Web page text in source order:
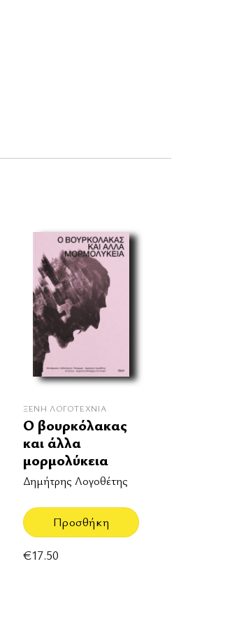
ΞΈΝΗ ΛΟΓΟΤΕΧΝΊΑ
Ο βουρκόλακας
και άλλα
μορμολύκεια
Δημήτρης Λογοθέτης
Προσθήκη
€17.50